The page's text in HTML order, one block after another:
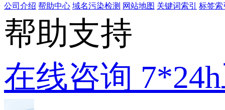
公司介绍 帮助中心 域名污染检测 网站地图 关键词索引 标签索
帮助支持
在线咨询